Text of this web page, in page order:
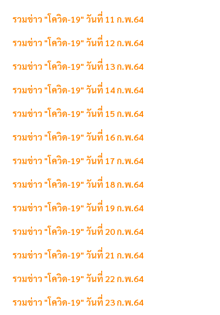
รวมข่าว "โควิด-19" วันที่ 11 ก.พ.64
รวมข่าว "โควิด-19" วันที่ 12 ก.พ.64
รวมข่าว "โควิด-19" วันที่ 13 ก.พ.64
รวมข่าว "โควิด-19" วันที่ 14 ก.พ.64
รวมข่าว "โควิด-19" วันที่ 15 ก.พ.64
รวมข่าว "โควิด-19" วันที่ 16 ก.พ.64
รวมข่าว "โควิด-19" วันที่ 17 ก.พ.64
รวมข่าว "โควิด-19" วันที่ 18 ก.พ.64
รวมข่าว "โควิด-19" วันที่ 19 ก.พ.64
รวมข่าว "โควิด-19" วันที่ 20 ก.พ.64
รวมข่าว "โควิด-19" วันที่ 21 ก.พ.64
รวมข่าว "โควิด-19" วันที่ 22 ก.พ.64
รวมข่าว "โควิด-19" วันที่ 23 ก.พ.64